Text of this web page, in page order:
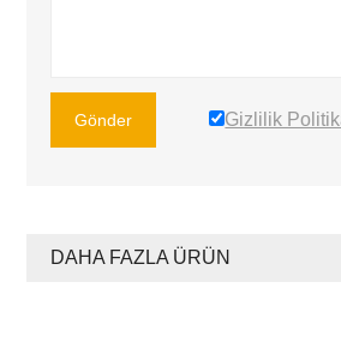
Gönder Gizlilik
DAHA FAZLA ÜRÜN